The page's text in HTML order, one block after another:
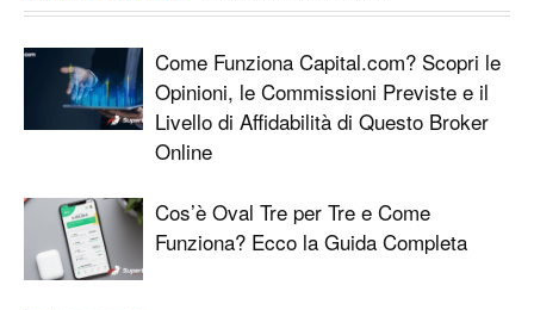
Come Funziona Capital.com? Scopri le
Opinioni, le Commissioni Previste e il
Livello di Affidabilità di Questo Broker
Online
Cos’è Oval Tre per Tre e Come
Funziona? Ecco la Guida Completa